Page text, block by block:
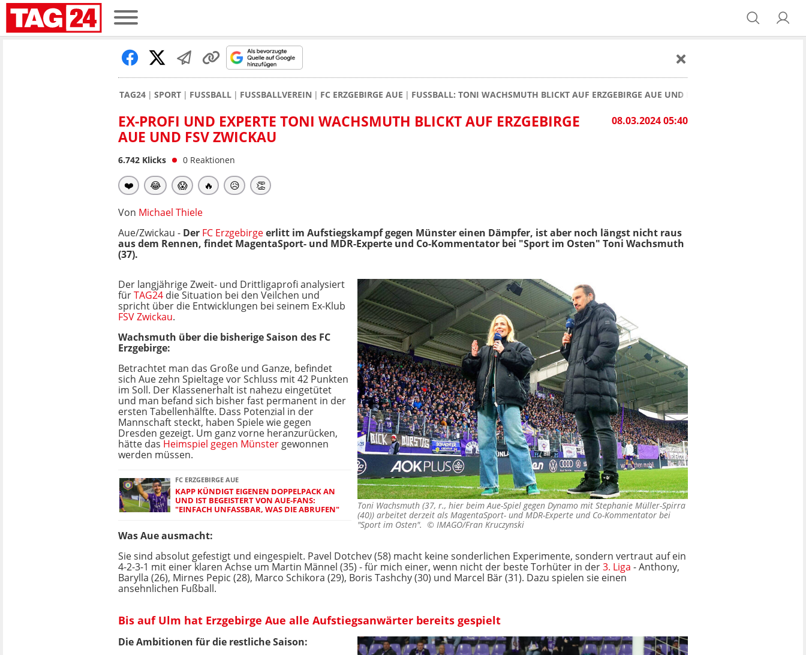
TAG24 SPORT FUSSBALL FUSSBALLVEREIN FC ERZGEBIRGE AUE FUSSBALL: TONI WACHSMUTH BLICKT AUF ERZGEBIRGE AUE UND FSV ZWICKAU
08.03.2024 05:40
EX-PROFI UND EXPERTE TONI WACHSMUTH BLICKT AUF ERZGEBIRGE
AUE UND FSV ZWICKAU
6.742 Klicks 0 Reaktionen
❤️ 😂 😱 🔥 😥 👏
Von Michael Thiele
Aue/Zwickau - Der FC Erzgebirgeerlitt im Aufstiegskampf gegen Münster einen Dämpfer, ist aber noch längst nicht raus
aus dem Rennen, findet MagentaSport- und MDR-Experte und Co-Kommentator bei "Sport im Osten" Toni Wachsmuth
(37).
Toni Wachsmuth (37, r., hier beim Aue-Spiel gegen Dynamo mit Stephanie Müller-Spirra
(40)) arbeitet derzeit als MagentaSport- und MDR-Experte und Co-Kommentator bei
"Sport im Osten". © IMAGO/Fran Kruczynski
Der langjährige Zweit- und Drittligaprofi analysiert
fürTAG24 die Situation bei den Veilchen und
spricht über die Entwicklungen bei seinem Ex-Klub
FSV Zwickau.
Wachsmuth über die bisherige Saison des FC
Erzgebirge:
Betrachtet man das Große und Ganze, befindet
sich Aue zehn Spieltage vor Schluss mit 42 Punkten
im Soll. Der Klassenerhalt ist nahezu eingetütet
und man befand sich bisher fast permanent in der
ersten Tabellenhälfte. Dass Potenzial in der
Mannschaft steckt, haben Spiele wie gegen
Dresden gezeigt. Um ganz vorne heranzurücken,
hätte das Heimspiel gegen Münster gewonnen
werden müssen.
FC ERZGEBIRGE AUE
KAPP KÜNDIGT EIGENEN DOPPELPACK AN
UND IST BEGEISTERT VON AUE-FANS:
"EINFACH UNFASSBAR, WAS DIE ABRUFEN"
Was Aue ausmacht:
Sie sind absolut gefestigt und eingespielt. Pavel Dotchev (58) macht keine sonderlichen Experimente, sondern vertraut auf ein
4-2-3-1 mit einer klaren Achse um Martin Männel (35) - für mich einer, wenn nicht der beste Torhüter in der3. Liga - Anthony,
Barylla (26), Mirnes Pepic (28), Marco Schikora (29), Boris Tashchy (30) und Marcel Bär (31). Dazu spielen sie einen
ansehnlichen Fußball.
Bis auf Ulm hat Erzgebirge Aue alle Aufstiegsanwärter bereits gespielt
Die Ambitionen für die restliche Saison: